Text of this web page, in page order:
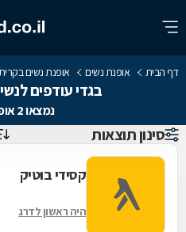
דף הבית אופנת נשים אופנת נשים
בגדי עודפים
נמצאו 2 אופנת נשים
סינון תוצאות
קסידי בוטיק
היה ראשון לדרג